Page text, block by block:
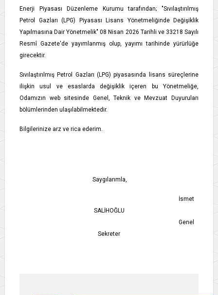
Enerji Piyasası Düzenleme Kurumu tarafından; "Sıvılaştırılmış
Petrol Gazları (LPG) Piyasası Lisans Yönetmeliğinde Değişiklik
Yapılmasına Dair Yönetmelik" 08 Nisan 2026 Tarihli ve 33218 Sayılı
Resmî Gazete'de yayımlanmış olup, yayımı tarihinde yürürlüğe
girecektir.
Sıvılaştırılmış Petrol Gazları (LPG) piyasasında lisans süreçlerine
ilişkin usul ve esaslarda değişiklik içeren bu Yönetmeliğe,
Odamızın web sitesinde Genel, Teknik ve Mevzuat Duyuruları
bölümlerinden ulaşılabilmektedir.
Bilgilerinize arz ve rica ederim.
Saygılarımla,
İsmet
SALİHOĞLU
Genel
Sekreter